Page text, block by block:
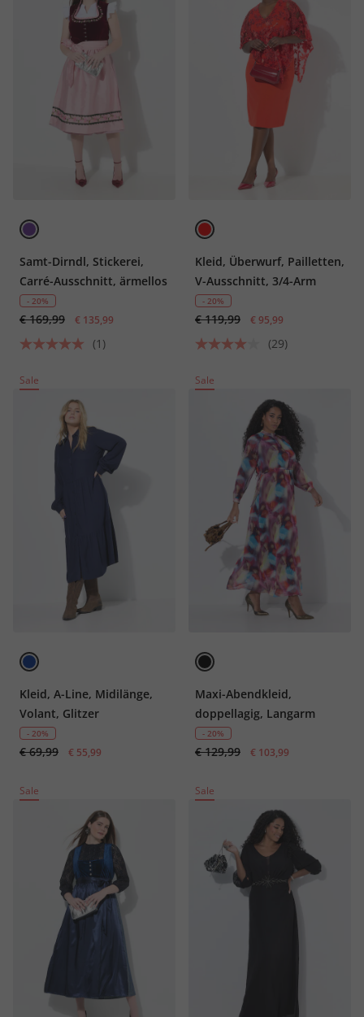
Samt-Dirndl, Stickerei,
Carré-Ausschnitt, ärmellos
- 20%
€ 169,99 € 135,99
(1)
Kleid, Überwurf, Pailletten,
V-Ausschnitt, 3/4-Arm
- 20%
€ 119,99 € 95,99
(29)
Sale
Kleid, A-Line, Midilänge,
Volant, Glitzer
- 20%
€ 69,99 € 55,99
Sale
Maxi-Abendkleid,
doppellagig, Langarm
- 20%
€ 129,99 € 103,99
Sale Sale